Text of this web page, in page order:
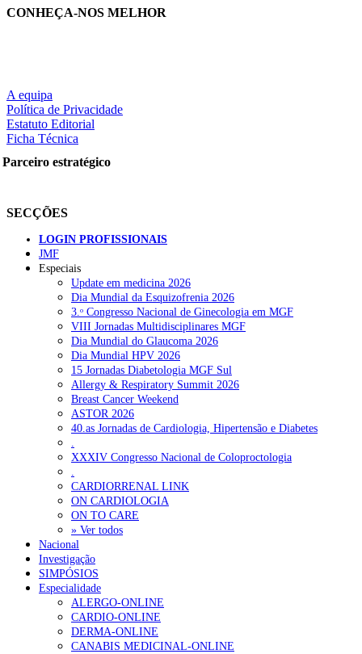
CONHEÇA-NOS MELHOR
A equipa
Política de Privacidade
Estatuto Editorial
Ficha Técnica
Parceiro estratégico
SECÇÕES
LOGIN PROFISSIONAIS
JMF
Especiais
Update em medicina 2026
Dia Mundial da Esquizofrenia 2026
3.ᵒ Congresso Nacional de Ginecologia em MGF
VIII Jornadas Multidisciplinares MGF
Dia Mundial do Glaucoma 2026
Dia Mundial HPV 2026
15 Jornadas Diabetologia MGF Sul
Allergy & Respiratory Summit 2026
Breast Cancer Weekend
ASTOR 2026
40.as Jornadas de Cardiologia, Hipertensão e Diabetes
.
XXXIV Congresso Nacional de Coloproctologia
.
CARDIORRENAL LINK
ON CARDIOLOGIA
ON TO CARE
» Ver todos
Nacional
Investigação
SIMPÓSIOS
Especialidade
ALERGO-ONLINE
CARDIO-ONLINE
DERMA-ONLINE
CANABIS MEDICINAL-ONLINE